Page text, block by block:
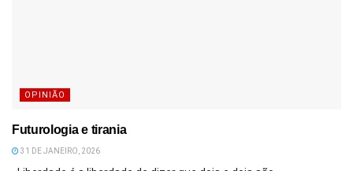
OPINIÃO
Futurologia e tirania
31 DE JANEIRO, 2026